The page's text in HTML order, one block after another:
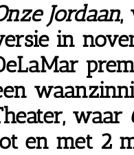
Jordaan,
in
waar
en met 2